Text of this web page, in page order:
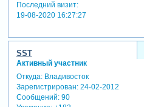
Последний визит:
19-08-2020 16:27:27
SST
Активный участник
Откуда:Владивосток
Зарегистрирован: 24-02-2012
Сообщений:90